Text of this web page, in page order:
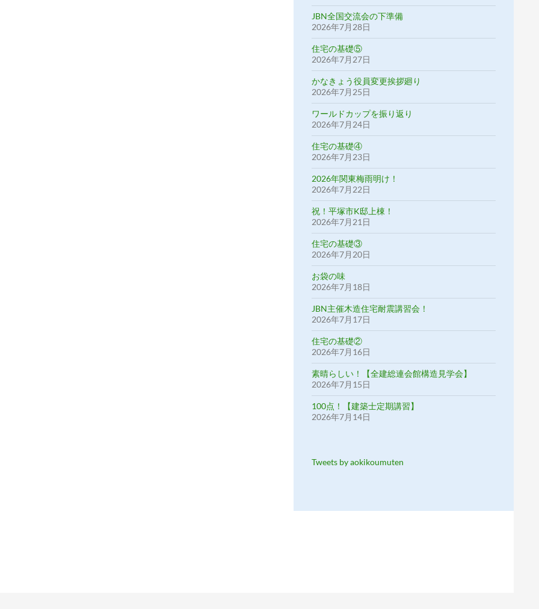
JBN全国交流会の下準備
2026年7月28日
住宅の基礎⑤
2026年7月27日
かなきょう役員変更挨拶廻り
2026年7月25日
ワールドカップを振り返り
2026年7月24日
住宅の基礎④
2026年7月23日
2026年関東梅雨明け！
2026年7月22日
祝！平塚市K邸上棟！
2026年7月21日
住宅の基礎③
2026年7月20日
お袋の味
2026年7月18日
JBN主催木造住宅耐震講習会！
2026年7月17日
住宅の基礎②
2026年7月16日
素晴らしい！【全建総連会館構造見学会】
2026年7月15日
100点！【建築士定期講習】
2026年7月14日
Tweets by aokikoumuten